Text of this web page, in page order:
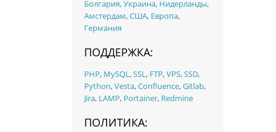
Болгария,Украина, Нидерланды,
Амстердам,США, Европа,
Германия
ПОДДЕРЖКА:
PHP, MySQL,SSL, FTP,VPS,SSD,
Python,Vesta,Confluence,Gitlab,
Jira, LAMP, Portainer, Redmine
ПОЛИТИКА: